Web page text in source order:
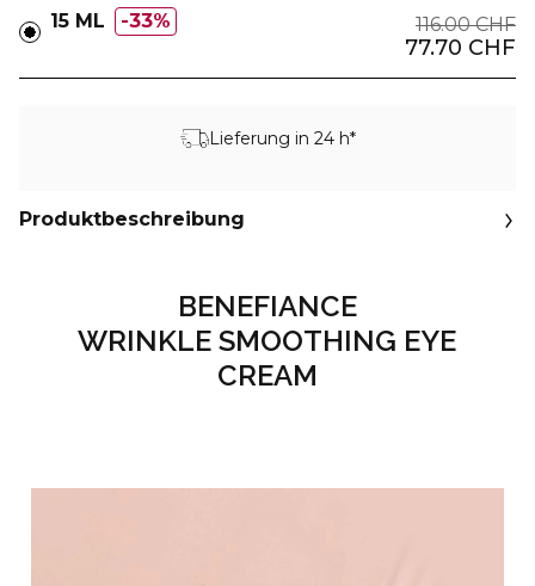
15 ML 33% 116.00 CHF
77.70 CHF
Lieferung in 24 h*
Produktbeschreibung
BENEFIANCE
WRINKLE SMOOTHING EYE
CREAM